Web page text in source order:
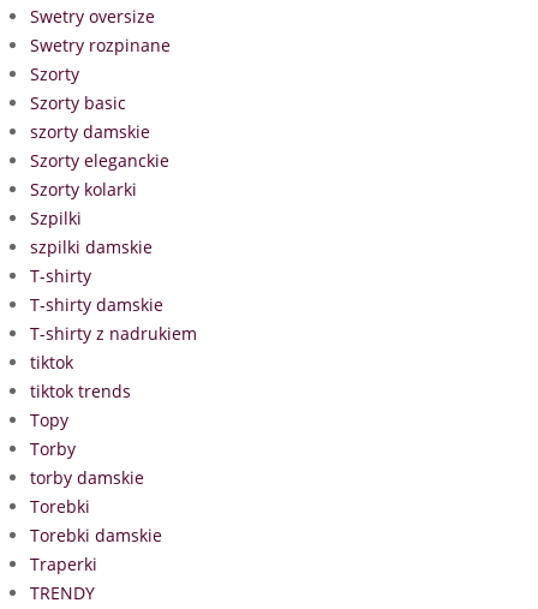
Swetry oversize
Swetry rozpinane
Szorty
Szorty basic
szorty damskie
Szorty eleganckie
Szorty kolarki
Szpilki
szpilki damskie
T-shirty
T-shirty damskie
T-shirty z nadrukiem
tiktok
tiktok trends
Topy
Torby
torby damskie
Torebki
Torebki damskie
Traperki
TRENDY